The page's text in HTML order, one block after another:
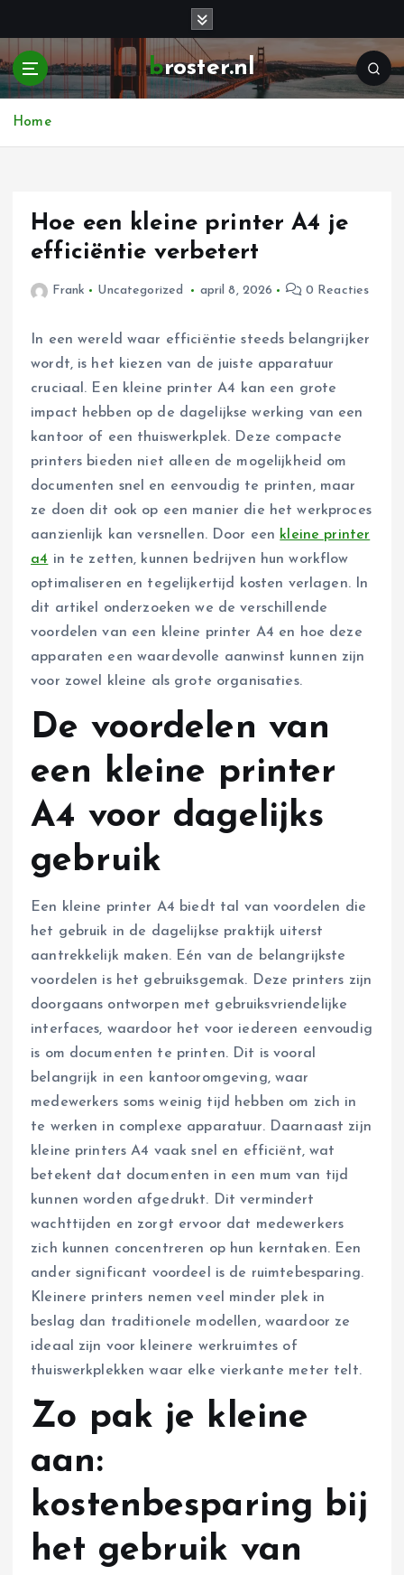
a
a
broster.nl
Home
Hoe een kleine printer A4 je
efficiëntie verbetert
Frank Uncategorized april 8, 2026 0 Reacties
In een wereld waar efficiëntie steeds belangrijker
wordt, is het kiezen van de juiste apparatuur
cruciaal. Een kleine printer A4 kan een grote
impact hebben op de dagelijkse werking van een
kantoor of een thuiswerkplek. Deze compacte
printers bieden niet alleen de mogelijkheid om
documenten snel en eenvoudig te printen, maar
ze doen dit ook op een manier die het werkproces
aanzienlijk kan versnellen. Door een kleine printer
a4 in te zetten, kunnen bedrijven hun workflow
optimaliseren en tegelijkertijd kosten verlagen. In
dit artikel onderzoeken we de verschillende
voordelen van een kleine printer A4 en hoe deze
apparaten een waardevolle aanwinst kunnen zijn
voor zowel kleine als grote organisaties.
De voordelen van
een kleine printer
A4 voor dagelijks
gebruik
Een kleine printer A4 biedt tal van voordelen die
het gebruik in de dagelijkse praktijk uiterst
aantrekkelijk maken. Eén van de belangrijkste
voordelen is het gebruiksgemak. Deze printers zijn
doorgaans ontworpen met gebruiksvriendelijke
interfaces, waardoor het voor iedereen eenvoudig
is om documenten te printen. Dit is vooral
belangrijk in een kantooromgeving, waar
medewerkers soms weinig tijd hebben om zich in
te werken in complexe apparatuur. Daarnaast zijn
kleine printers A4 vaak snel en efficiënt, wat
betekent dat documenten in een mum van tijd
kunnen worden afgedrukt. Dit vermindert
wachttijden en zorgt ervoor dat medewerkers
zich kunnen concentreren op hun kerntaken. Een
ander significant voordeel is de ruimtebesparing.
Kleinere printers nemen veel minder plek in
beslag dan traditionele modellen, waardoor ze
ideaal zijn voor kleinere werkruimtes of
thuiswerkplekken waar elke vierkante meter telt.
Zo pak je kleine
aan:
kostenbesparing bij
het gebruik van